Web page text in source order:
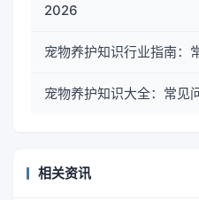
2026
宠物养护知识行业指南：
宠物养护知识大全：常见
相关资讯